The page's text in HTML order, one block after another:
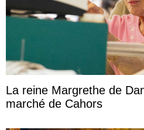
La reine Margrethe de
marché de Cahors